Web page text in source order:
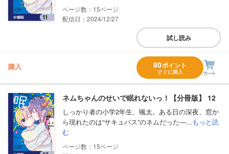
15
配信日：2024/12/27
試し読み
購入 80ポイント
すぐに購入
ネムちゃんのせいで眠れないっ！【分冊版】 12
しっかり者の小学2年生、颯太。ある日の深夜、窓か
ら現れたのは“サキュバス”のネムだった―...もっと読
む
15